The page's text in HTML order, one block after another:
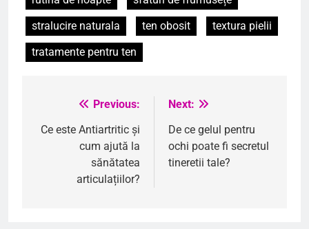
stralucire naturala
ten obosit
textura pielii
tratamente pentru ten
Navigare
în
articole
Previous:
Ce este Antiartritic și
cum ajută la
sănătatea
articulațiilor?
Next:
De ce gelul pentru
ochi poate fi secretul
tineretii tale?